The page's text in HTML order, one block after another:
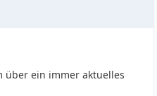
über ein immer aktuelles